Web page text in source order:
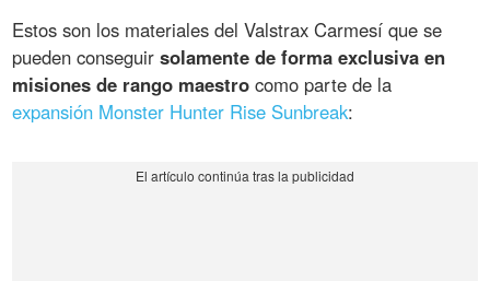
Estos son los materiales del Valstrax Carmesí que se
pueden conseguirsolamente de forma exclusiva en
misiones de rango maestro como parte de la
expansión Monster Hunter Rise Sunbreak: